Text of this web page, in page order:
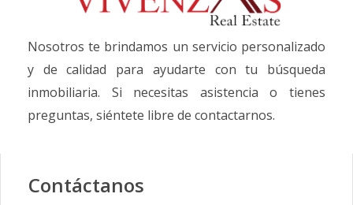
Nosotros te brindamos un servicio personalizado
y de calidad para ayudarte con tu búsqueda
inmobiliaria. Si necesitas asistencia o tienes
preguntas, siéntete libre de contactarnos.
Contáctanos